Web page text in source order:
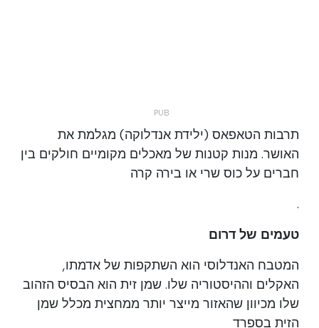
תרבות הטאפאס (ילידת אנדלוקה) מגלמת את
האושר. מנות קטנות של מאכלים מקומיים חולקים בין
חברים על כוס שרי או בירה קרה
.
טעמים של דרום
המטבח האנדלוסי הוא השתקפות של אדמתו,
האקלים וההיסטוריה שלו. שמן זית הוא הבסיס הזהוב
שלו מכיוון שהאזור מייצר יותר ממחצית מכלל שמן
הזית בספרד